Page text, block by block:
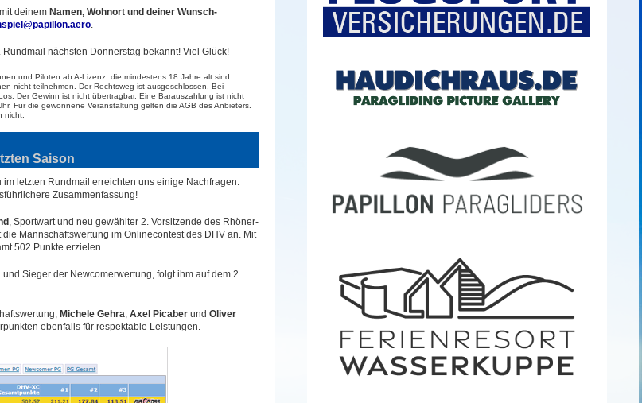
deinem Namen, Wohnort und deiner Wunsch-
.
nächsten Donnerstag bekannt! Viel Glück!
und Piloten ab A-Lizenz, die mindestens 18 Jahre alt sind.
nicht teilnehmen. Der Rechtsweg ist ausgeschlossen. Bei
Der Gewinn ist nicht übertragbar. Eine Barauszahlung ist nicht
Für die gewonnene Veranstaltung gelten die AGB des Anbieters.
nicht.
Saison
letzten Rundmail erreichten uns einige Nachfragen.
Zusammenfassung!
, Sportwart und neu gewählter 2. Vorsitzende des Rhöner-
Mannschaftswertung im Onlinecontest des DHV an. Mit
502 Punkte erzielen.
und Sieger der Newcomerwertung, folgt ihm auf dem 2.
Michele Gehra, Axel Picaber und Oliver
ebenfalls für respektable Leistungen.